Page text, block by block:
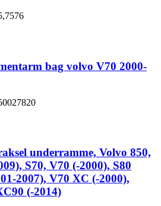
bag volvo V70 2000-
underramme, Volvo 850,
S70, V70 (-2000), S80
2007), V70 XC (-2000),
(-2014)